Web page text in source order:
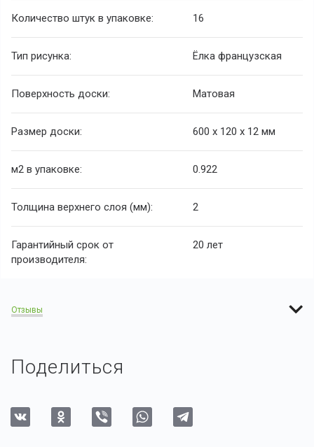
Количество штук в упаковке: 16
Тип рисунка: Ёлка французская
Поверхность доски: Матовая
Размер доски: 600 х 120 х 12 мм
м2 в упаковке: 0.922
Толщина верхнего слоя (мм): 2
Гарантийный срок от
производителя:
20 лет
Отзывы
Поделиться